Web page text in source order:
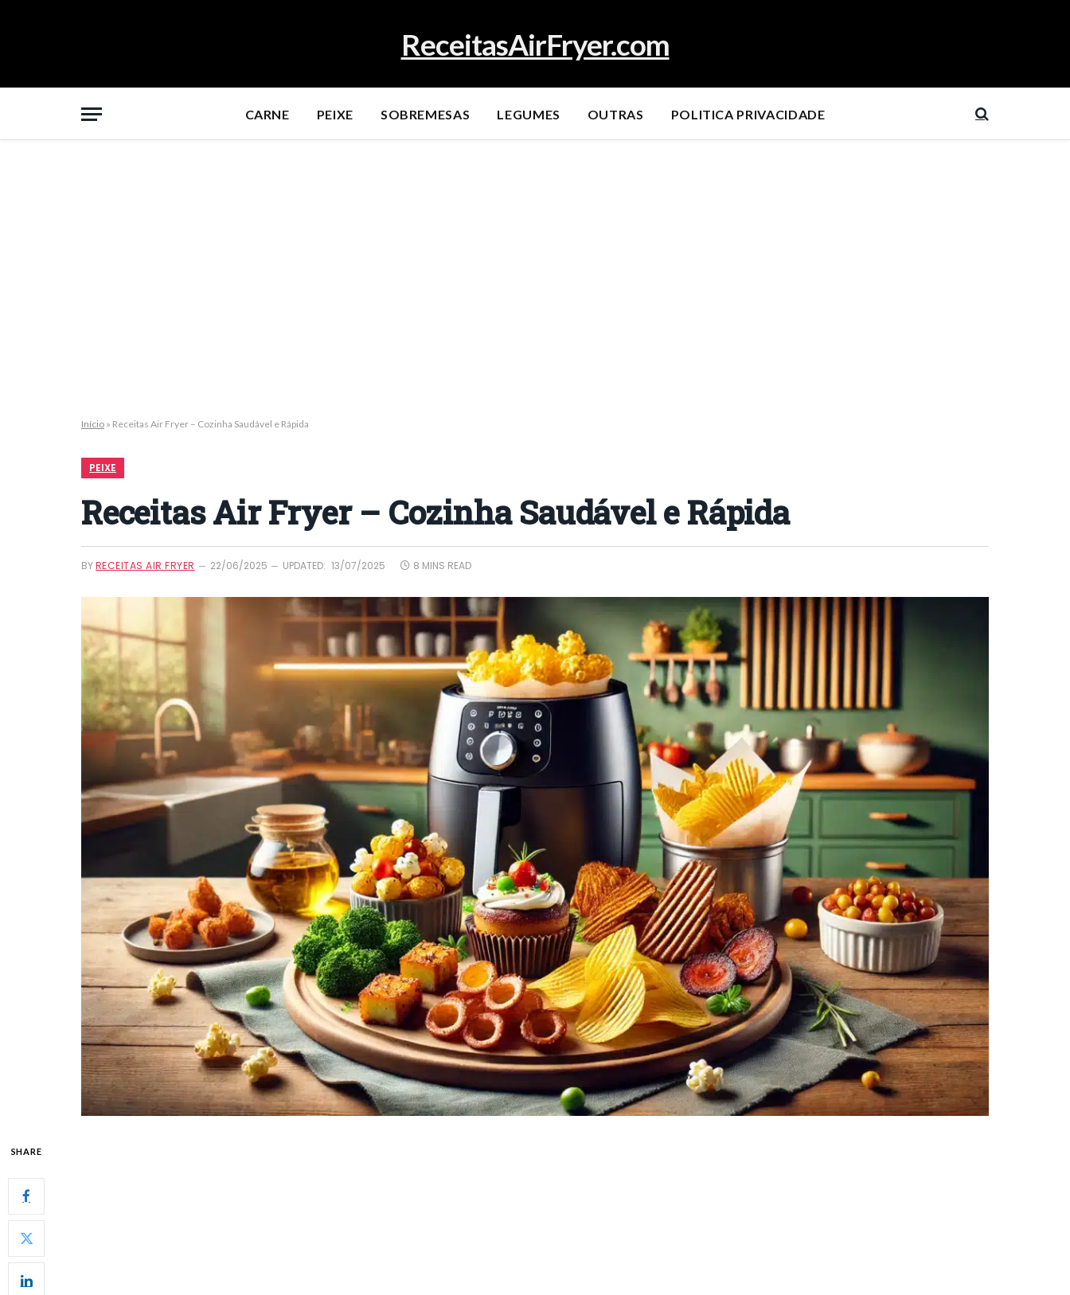
ReceitasAirFryer.com
CARNE PEIXE SOBREMESAS LEGUMES OUTRAS POLITICA PRIVACIDADE
Início » Receitas Air Fryer – Cozinha Saudável e Rápida
PEIXE
Receitas Air Fryer – Cozinha Saudável e Rápida
BYRECEITAS AIR FRYER 22/06/2025 UPDATED: 13/07/2025 8 MINS READ
SHARE